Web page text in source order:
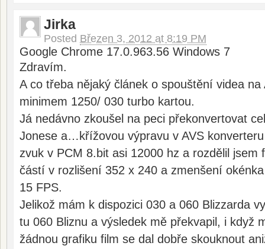
Jirka
Posted Březen 3, 2012 at 8:19 PM
Google Chrome 17.0.963.56 Windows 7
Zdravím.
A co třeba nějaký článek o spouštění videa na
minimem 1250/ 030 turbo kartou.
Já nedávno zkoušel na peci překonvertovat
Jonese a…křížovou výpravu v AVS
zvuk v PCM 8.bit asi 12000 hz a rozdělil jsem
částí v rozlišení 352 x 240 a zmenšení
15 FPS.
Jelikož mám k dispozici 030 a 060 Blizzarda
tu 060 Bliznu a výsledek mě překvapil, i když
žádnou grafiku film se dal dobře skouknout